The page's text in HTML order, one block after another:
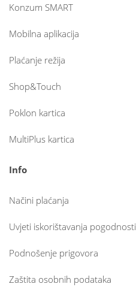
Konzum SMART
Mobilna aplikacija
Plaćanje režija
Shop&Touch
Poklon kartica
MultiPlus kartica
Info
Načini plaćanja
Uvjeti iskorištavanja pogodnosti
Podnošenje prigovora
Zaštita osobnih podataka